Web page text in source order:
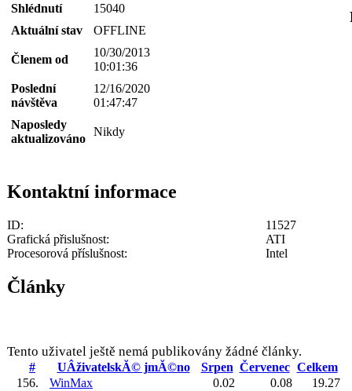
Shlédnutí
15040
Aktuální stav
OFFLINE
Členem od
10/30/2013
10:01:36
Poslední
návštěva
12/16/2020
01:47:47
Naposledy
aktualizováno
Nikdy
Kontaktní informace
ID:
11527
Grafická přislušnost:
ATI
Procesorová příslušnost:
Intel
Články
Tento uživatel ještě nemá publikovány žádné články.
# UÂživatelskĂ© jmĂ©no Srpen Červenec Celkem
156.
WinMax 0.02 0.08
19.27